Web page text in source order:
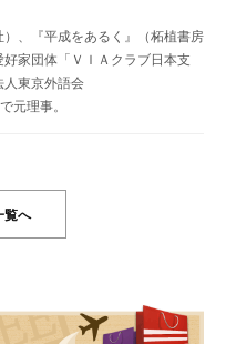
、『平成をあるく』（柘植書房
家団体「ＶＩＡクラブ日本支
東京外語会
元理事。
覧へ